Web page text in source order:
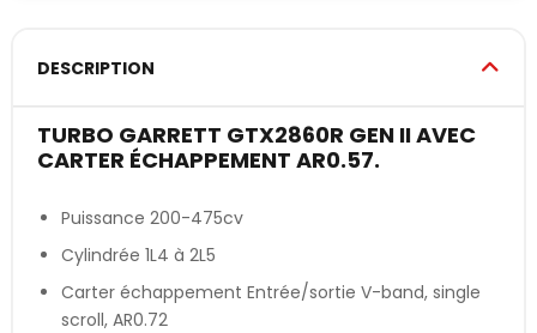
DESCRIPTION
TURBO GARRETT GTX2860R GEN II AVEC
CARTER ÉCHAPPEMENT AR0.57.
Puissance 200-475cv
Cylindrée 1L4 à 2L5
Carter échappement Entrée/sortie V-band, single
scroll, AR0.72